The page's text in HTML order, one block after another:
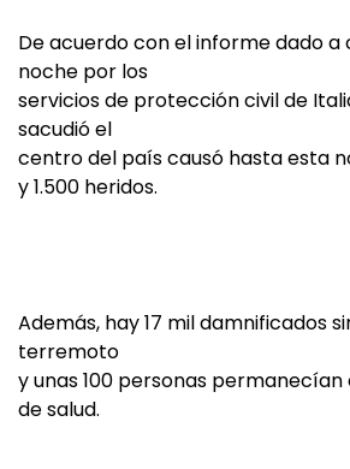
De acuerdo con el informe dado
noche por los
servicios de protección civil de
sacudió el
centro del país causó hasta esta
y 1.500 heridos.
Además, hay 17 mil damnificados
terremoto
y unas 100 personas
de salud.